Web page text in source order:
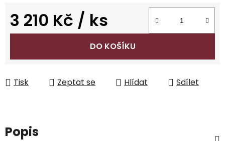
3 210 Kč / ks
Měrná cena:
DO KOŠÍKU
Tisk Zeptat se Hlídat Sdílet
Popis